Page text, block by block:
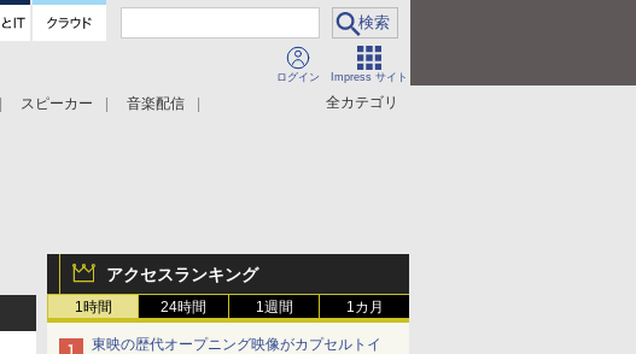
ログイン Impress サイト
全カテゴリ
スピーカー
音楽配信
アクセスランキング
1時間 24時間 1週間 1カ月
東映の歴代オープニング映像がカプセルトイ